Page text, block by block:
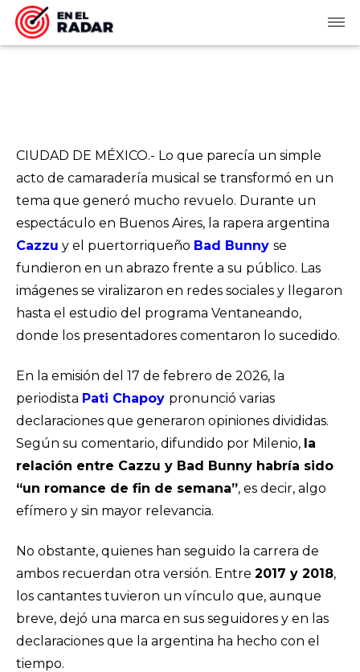
CIUDAD DE MÉXICO.- Lo que parecía un simple
acto de camaradería musical se transformó en un
tema que generó mucho revuelo. Durante un
espectáculo en Buenos Aires, la rapera argentina
Cazzu y el puertorriqueño Bad Bunny se
fundieron en un abrazo frente a su público. Las
imágenes se viralizaron en redes sociales y llegaron
hasta el estudio del programa Ventaneando,
donde los presentadores comentaron lo sucedido.
En la emisión del 17 de febrero de 2026, la
periodista Pati Chapoy pronunció varias
declaraciones que generaron opiniones divididas.
Según su comentario, difundido por Milenio, la
relación entre Cazzu y Bad Bunny habría sido
“un romance de fin de semana”, es decir, algo
efímero y sin mayor relevancia.
No obstante, quienes han seguido la carrera de
ambos recuerdan otra versión. Entre 2017 y 2018,
los cantantes tuvieron un vínculo que, aunque
breve, dejó una marca en sus seguidores y en las
declaraciones que la argentina ha hecho con el
tiempo.